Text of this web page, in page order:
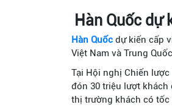
Hàn Quốc dự
Hàn Quốc dự kiến cấp
Việt Nam và Trung
Tại Hội nghị Chiến
đón 30 triệu lượt khách
thị trường khách có tốc